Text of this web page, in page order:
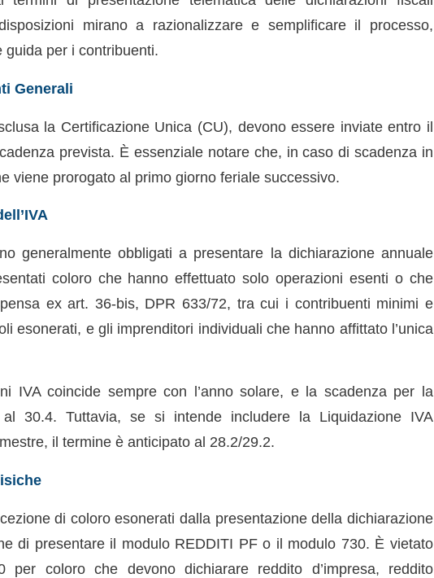
mirano a razionalizzare e semplificare il processo,
per i contribuenti.
Generali
la Certificazione Unica (CU), devono essere inviate entro il
prevista. È essenziale notare che, in caso di scadenza in
viene prorogato al primo giorno feriale successivo.
generalmente obbligati a presentare la dichiarazione annuale
coloro che hanno effettuato solo operazioni esenti o che
ex art. 36-bis, DPR 633/72, tra cui i contribuenti minimi e
esonerati, e gli imprenditori individuali che hanno affittato l’unica
IVA coincide sempre con l’anno solare, e la scadenza per la
30.4. Tuttavia, se si intende includere la Liquidazione IVA
il termine è anticipato al 28.2/29.2.
di coloro esonerati dalla presentazione della dichiarazione
di presentare il modulo REDDITI PF o il modulo 730. È vietato
per coloro che devono dichiarare reddito d’impresa, reddito